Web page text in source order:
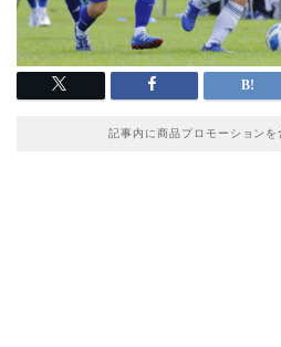
記事内に商品プロモーション